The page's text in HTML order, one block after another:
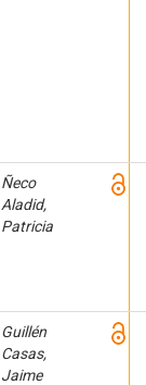
Ñeco
Aladid,
Patricia
Guillén
Casas,
Jaime